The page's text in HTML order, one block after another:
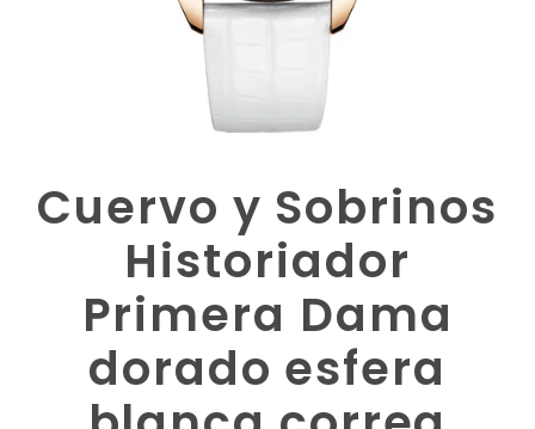
Cuervo y Sobrinos
Historiador
Primera Dama
dorado esfera